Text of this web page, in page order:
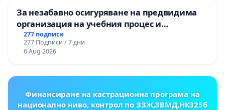
За незабавно осигуряване на предвидима
организация на учебния процес и
гарантиране на правото на равнопоставено
и качествено образование на учениците от
ОУ „Княз Александър I“ и Хуманитарна
277 подписи
277 Подписи / 7 дни
6 Aug 2026
Финансиране на кастрационна програма на
национално ниво, контрол по ЗЗЖ,ЗВМД,НК325б